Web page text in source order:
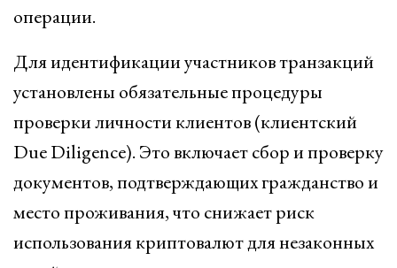
операции.
Для идентификации участников транзакций
установлены обязательные процедуры
проверки личности клиентов (клиентский
Due Diligence). Это включает сбор и проверку
документов, подтверждающих гражданство и
место проживания, что снижает риск
использования криптовалют для незаконных